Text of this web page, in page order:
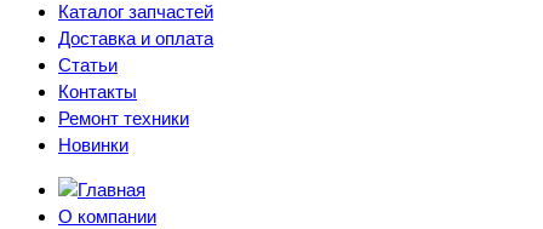
Каталог запчастей
Доставка и оплата
Статьи
Контакты
Ремонт техники
Новинки
О компании